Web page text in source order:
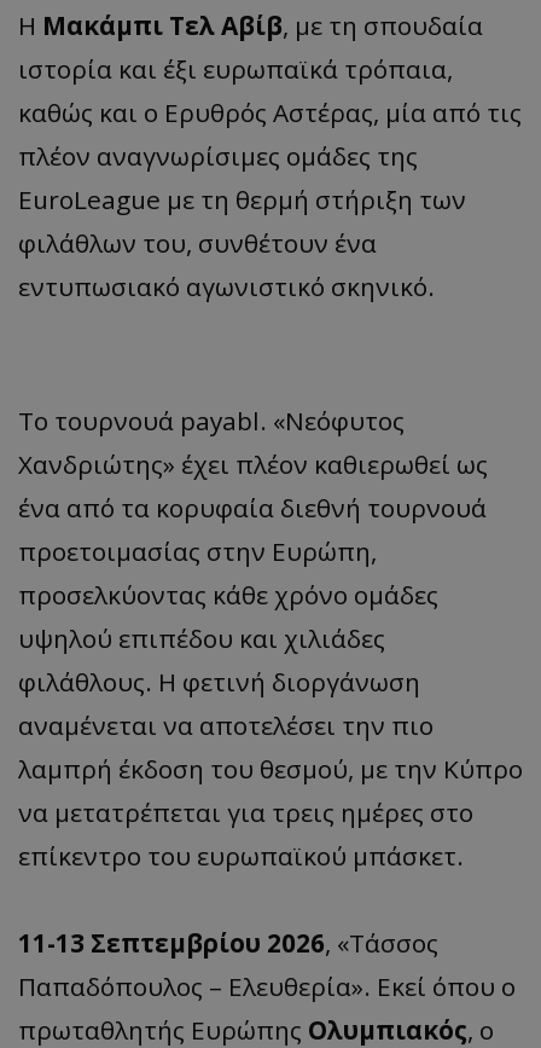
Η Μακάμπι Τελ Αβίβ, με τη σπουδαία
ιστορία και έξι ευρωπαϊκά τρόπαια,
καθώς και ο Ερυθρός Αστέρας, μία από τις
πλέον αναγνωρίσιμες ομάδες της
EuroLeague με τη θερμή στήριξη των
φιλάθλων του, συνθέτουν ένα
εντυπωσιακό αγωνιστικό σκηνικό.
Το τουρνουά payabl. «Νεόφυτος
Χανδριώτης» έχει πλέον καθιερωθεί ως
ένα από τα κορυφαία διεθνή τουρνουά
προετοιμασίας στην Ευρώπη,
προσελκύοντας κάθε χρόνο ομάδες
υψηλού επιπέδου και χιλιάδες
φιλάθλους. Η φετινή διοργάνωση
αναμένεται να αποτελέσει την πιο
λαμπρή έκδοση του θεσμού, με την Κύπρο
να μετατρέπεται για τρεις ημέρες στο
επίκεντρο του ευρωπαϊκού μπάσκετ.
11-13 Σεπτεμβρίου 2026, «Τάσσος
Παπαδόπουλος – Ελευθερία». Εκεί όπου ο
πρωταθλητής Ευρώπης Ολυμπιακός, ο